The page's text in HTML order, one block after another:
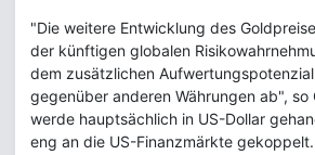
"Die weitere Entwicklung des
der künftigen globalen
dem zusätzlichen
gegenüber anderen Währungen ab", so
werde hauptsächlich in US-Dollar
eng an die US-Finanzmärkte gekoppelt.